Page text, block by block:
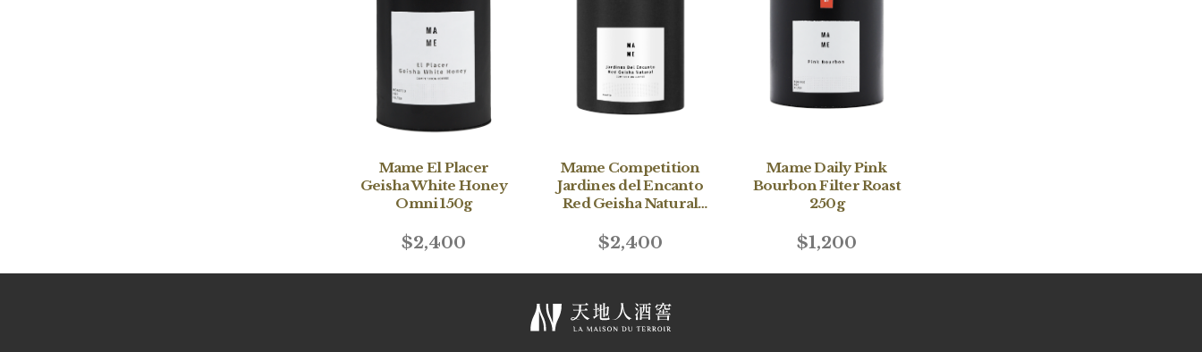
Mame El Placer
Geisha White Honey
Omni 150g
$2,400
Mame Competition
Jardines del Encanto
Red Geisha Natural
$2,400
Mame Daily Pink
Bourbon Filter Roast
250g
$1,200